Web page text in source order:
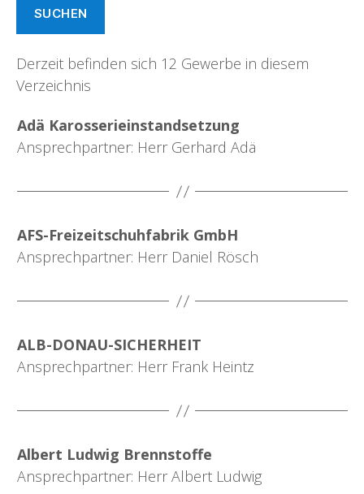
Derzeit befinden sich 12 Gewerbe in diesem
Verzeichnis
Adä Karosserieinstandsetzung
Ansprechpartner: Herr Gerhard Adä
AFS-Freizeitschuhfabrik GmbH
Ansprechpartner: Herr Daniel Rösch
ALB-DONAU-SICHERHEIT
Ansprechpartner: Herr Frank Heintz
Albert Ludwig Brennstoffe
Ansprechpartner: Herr Albert Ludwig